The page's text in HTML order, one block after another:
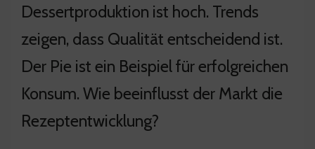
Dessertproduktion ist hoch. Trends
zeigen, dass Qualität entscheidend ist.
Der Pie ist ein Beispiel für erfolgreichen
Konsum. Wie beeinflusst der Markt die
Rezeptentwicklung?